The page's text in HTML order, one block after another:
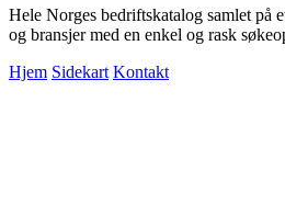
Hele Norges bedriftskatalog samlet på
og bransjer med en enkel og rask
Hjem Sidekart Kontakt